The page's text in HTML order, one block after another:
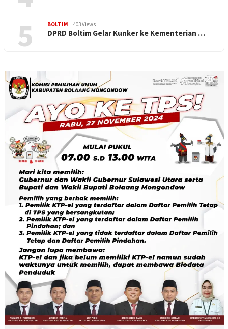
5
BOLTIM 403 Views
DPRD Boltim Gelar Kunker ke Kementerian …